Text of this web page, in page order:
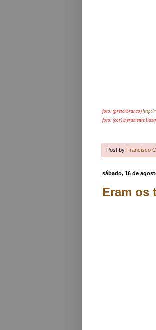
foto: (preto/branco) http://
foto: (cor) meramente
Post.by Francisco
sábado, 16 de
Eram os